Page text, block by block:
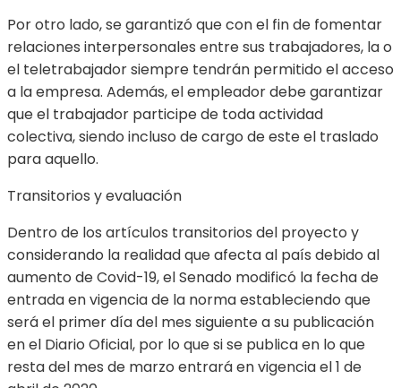
Por otro lado, se garantizó que con el fin de fomentar
relaciones interpersonales entre sus trabajadores, la o
el teletrabajador siempre tendrán permitido el acceso
a la empresa. Además, el empleador debe garantizar
que el trabajador participe de toda actividad
colectiva, siendo incluso de cargo de este el traslado
para aquello.
Transitorios y evaluación
Dentro de los artículos transitorios del proyecto y
considerando la realidad que afecta al país debido al
aumento de Covid-19, el Senado modificó la fecha de
entrada en vigencia de la norma estableciendo que
será el primer día del mes siguiente a su publicación
en el Diario Oficial, por lo que si se publica en lo que
resta del mes de marzo entrará en vigencia el 1 de